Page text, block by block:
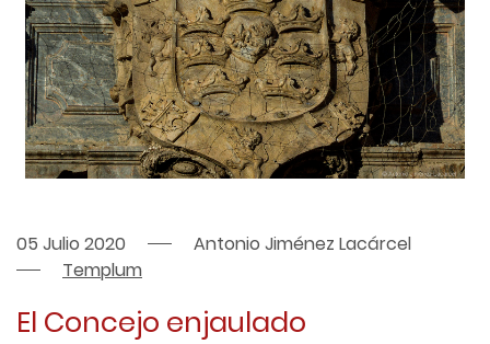
05 Julio 2020
Antonio Jiménez Lacárcel
Templum
El Concejo enjaulado